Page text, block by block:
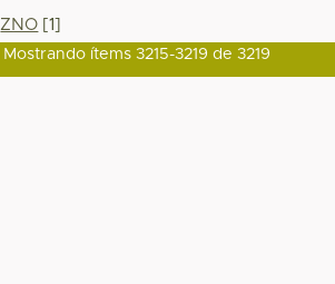
ZNO [1]
Mostrando ítems 3215-3219 de 3219